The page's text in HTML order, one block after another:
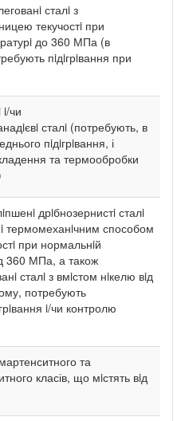
сталi з
текучостi при
до 360 МПа (в
пiдiгрiвання при
чи
сталi (потребують, в
пiдiгрiвання, і
та термообробки
дрiбнозернистi сталi
термомеханiчним способом
при нормальнiй
360 МПа, а також
сталi з вмiстом нiкелю вiд
потребують
i/чи контролю
та
класів, що мiстять вiд